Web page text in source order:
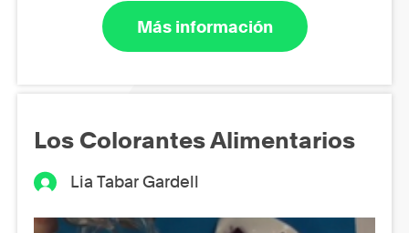
Más información
Los Colorantes Alimentarios
Lia Tabar Gardell